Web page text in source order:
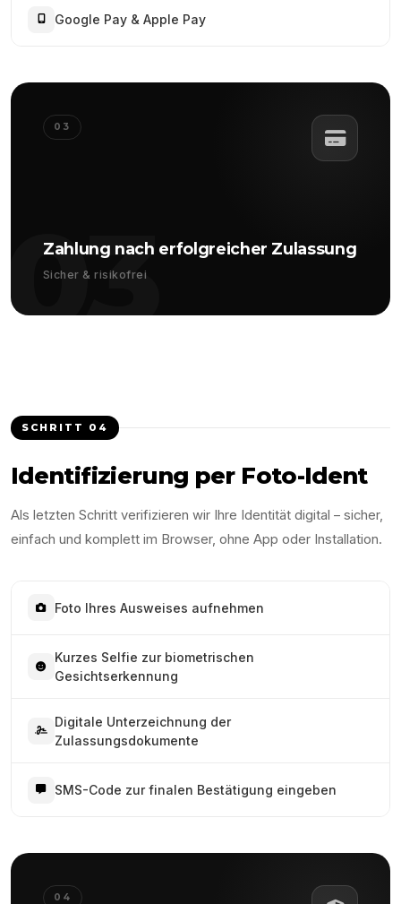
Google Pay & Apple Pay
03
03
Zahlung nach erfolgreicher Zulassung
Sicher & risikofrei
SCHRITT 04
Identifizierung per Foto-Ident
Als letzten Schritt verifizieren wir Ihre Identität digital – sicher,
einfach und komplett im Browser, ohne App oder Installation.
Foto Ihres Ausweises aufnehmen
Kurzes Selfie zur biometrischen
Gesichtserkennung
Digitale Unterzeichnung der
Zulassungsdokumente
SMS-Code zur finalen Bestätigung eingeben
04